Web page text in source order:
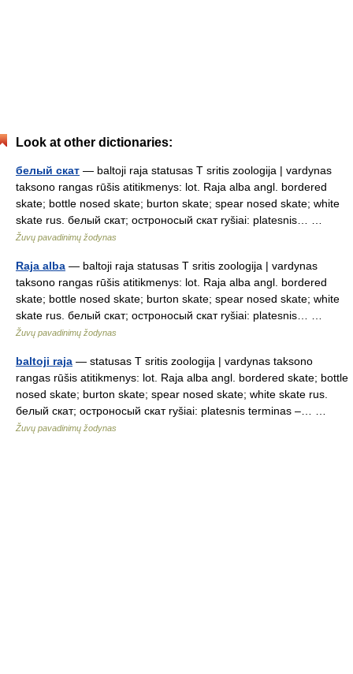
Look at other dictionaries:
белый скат — baltoji raja statusas T sritis zoologija | vardynas
taksono rangas rūšis atitikmenys: lot. Raja alba angl. bordered
skate; bottle nosed skate; burton skate; spear nosed skate; white
skate rus. белый скат; остроносый скат ryšiai: platesnis… …
Žuvų pavadinimų žodynas
Raja alba — baltoji raja statusas T sritis zoologija | vardynas
taksono rangas rūšis atitikmenys: lot. Raja alba angl. bordered
skate; bottle nosed skate; burton skate; spear nosed skate; white
skate rus. белый скат; остроносый скат ryšiai: platesnis… …
Žuvų pavadinimų žodynas
baltoji raja — statusas T sritis zoologija | vardynas taksono
rangas rūšis atitikmenys: lot. Raja alba angl. bordered skate; bottle
nosed skate; burton skate; spear nosed skate; white skate rus.
белый скат; остроносый скат ryšiai: platesnis terminas –… …
Žuvų pavadinimų žodynas